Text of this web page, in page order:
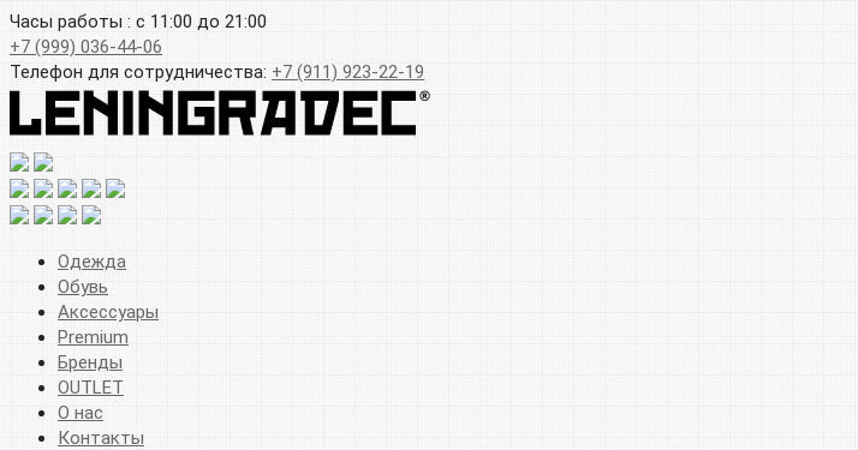
Часы работы : с 11:00 до 21:00
+7 (999) 036-44-06
Телефон для сотрудничества: +7 (911) 923-22-19
Одежда
Обувь
Аксессуары
Premium
Бренды
OUTLET
О нас
Контакты